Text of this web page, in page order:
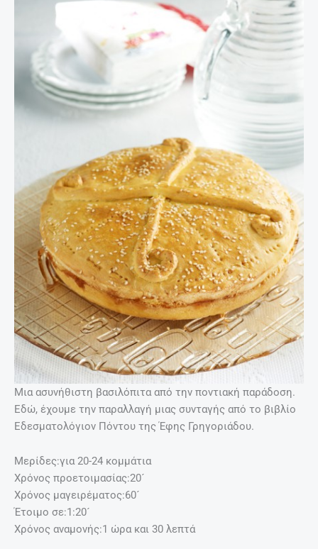
Μια ασυνήθιστη βασιλόπιτα από την ποντιακή παράδοση.
Εδώ, έχουμε την παραλλαγή μιας συνταγής από το βιβλίο
Εδεσματολόγιον Πόντου της Έφης Γρηγοριάδου.
Μερίδες:για 20-24 κομμάτια
Χρόνος προετοιμασίας:20´
Χρόνος μαγειρέματος:60´
Έτοιμο σε:1:20´
Χρόνος αναμονής:1 ώρα και 30 λεπτά